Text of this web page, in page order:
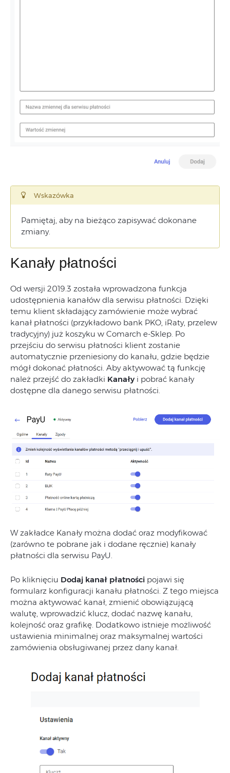
Wskazówka
Pamiętaj, aby na bieżąco zapisywać dokonane
zmiany.
Kanały płatności
Od wersji 2019.3 została wprowadzona funkcja
udostępnienia kanałów dla serwisu płatności. Dzięki
temu klient składający zamówienie może wybrać
kanał płatności (przykładowo bank PKO, iRaty, przelew
tradycyjny) już koszyku w Comarch e-Sklep. Po
przejściu do serwisu płatności klient zostanie
automatycznie przeniesiony do kanału, gdzie będzie
mógł dokonać płatności. Aby aktywować tą funkcję
należ przejść do zakładki Kanały i pobrać kanały
dostępne dla danego serwisu płatności.
W zakładce Kanały można dodać oraz modyfikować
(zarówno te pobrane jak i dodane ręcznie) kanały
płatności dla serwisu PayU.
Po kliknięciu Dodaj kanał płatności pojawi się
formularz konfiguracji kanału płatności. Z tego miejsca
można aktywować kanał, zmienić obowiązującą
walutę, wprowadzić klucz, dodać nazwę kanału,
kolejność oraz grafikę. Dodatkowo istnieje możliwość
ustawienia minimalnej oraz maksymalnej wartości
zamówienia obsługiwanej przez dany kanał.